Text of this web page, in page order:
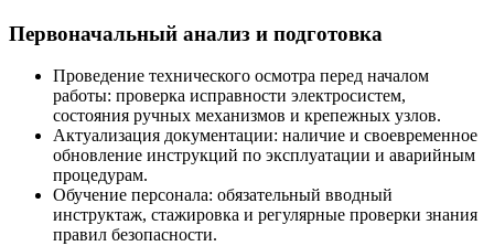
Первоначальный анализ и подготовка
Проведение технического осмотра перед началом
работы: проверка исправности электросистем,
состояния ручных механизмов и крепежных узлов.
Актуализация документации: наличие и своевременное
обновление инструкций по эксплуатации и аварийным
процедурам.
Обучение персонала: обязательный вводный
инструктаж, стажировка и регулярные проверки знания
правил безопасности.